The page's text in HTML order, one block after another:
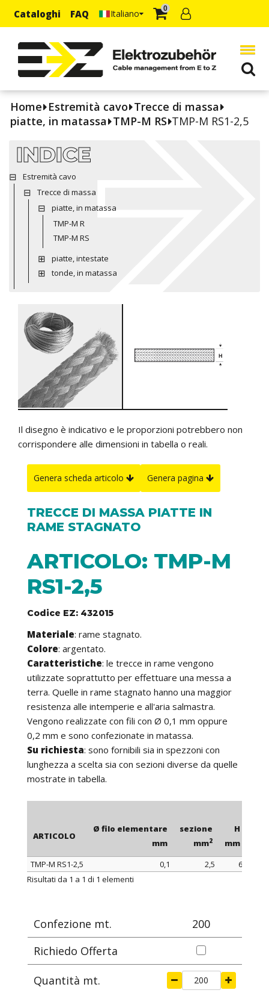
Cataloghi FAQ Italiano 0
Home Estremità cavo Trecce di massa
piatte, in matassa TMP-M RS TMP-M RS1-2,5
INDICE
Estremità cavo
Trecce di massa
piatte, in matassa
TMP-M R
TMP-M RS
piatte, intestate
tonde, in matassa
Il disegno è indicativo e le proporzioni potrebbero non
corrispondere alle dimensioni in tabella o reali.
Genera scheda articolo Genera pagina
TRECCE DI MASSA PIATTE IN
RAME STAGNATO
ARTICOLO: TMP-M
RS1-2,5
Codice EZ: 432015
Materiale: rame stagnato.
Colore: argentato.
Caratteristiche: le trecce in rame vengono
utilizzate soprattutto per effettuare una messa a
terra. Quelle in rame stagnato hanno una maggior
resistenza alle intemperie e all'aria salmastra.
Vengono realizzate con fili con Ø 0,1 mm oppure
0,2 mm e sono confezionate in matassa.
Su richiesta: sono fornibili sia in spezzoni con
lunghezza a scelta sia con sezioni diverse da quelle
mostrate in tabella.
ARTICOLO
Ø filo elementare
mm
sezione
mm2
H
mm
ARTICOLO
Ø filo elementare
TMP-M RS1-2,5 0,1 2,5
6
Risultati da 1 a 1 di 1 elementi
Confezione mt.
200
Richiedo Offerta
Quantità mt.